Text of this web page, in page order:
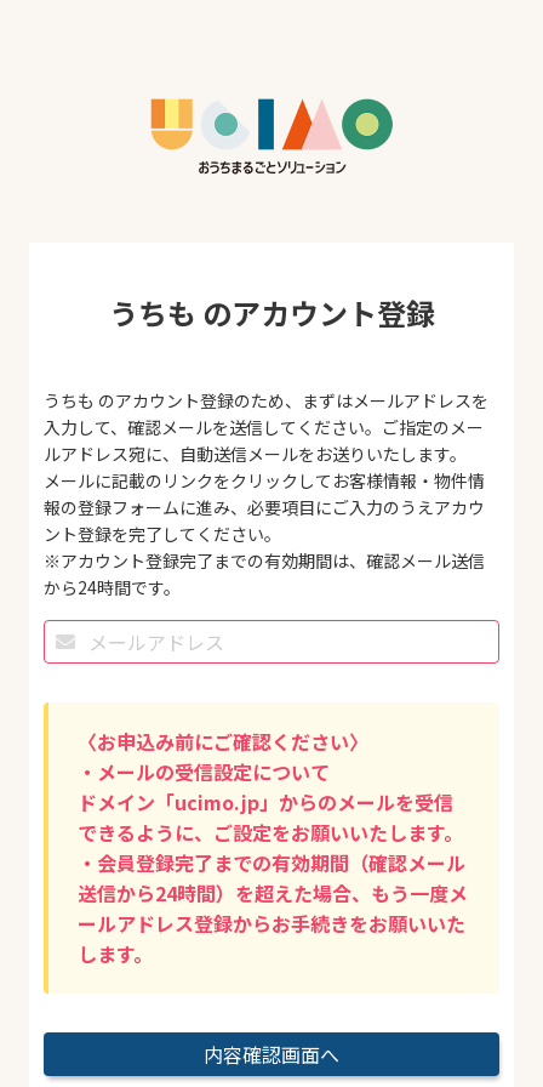
うちも のアカウント登録
うちも のアカウント登録のため、まずはメールアドレスを
入力して、確認メールを送信してください。ご指定のメー
ルアドレス宛に、自動送信メールをお送りいたします。
メールに記載のリンクをクリックしてお客様情報・物件情
報の登録フォームに進み、必要項目にご入力のうえアカウ
ント登録を完了してください。
※アカウント登録完了までの有効期間は、確認メール送信
から24時間です。
〈お申込み前にご確認ください〉
・メールの受信設定について
ドメイン「ucimo.jp」からのメールを受信
できるように、ご設定をお願いいたします。
・会員登録完了までの有効期間（確認メール
送信から24時間）を超えた場合、もう一度メ
ールアドレス登録からお手続きをお願いいた
します。
内容確認画面へ